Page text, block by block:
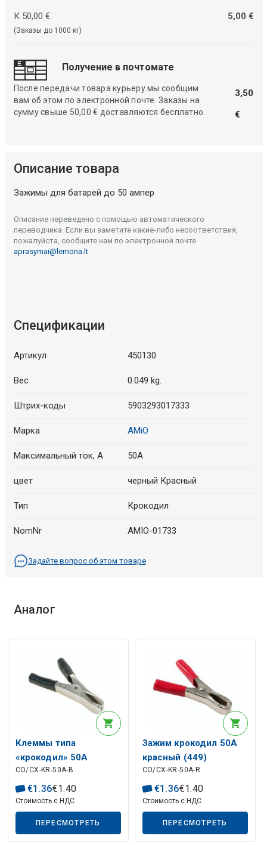
К 50,00 €
(Заказы до 1000 кг)
5,00 €
Получение в почтомате
После передачи товара курьеру мы сообщим
вам об этом по электронной почте. Заказы на
сумму свыше 50,00 € доставляются бесплатно.
3,50
€
Описание товара
Зажимы для батарей до 50 ампер
Описание переведено с помощью автоматического
переводчика. Если вы заметите какие-либо несоответствия,
пожалуйста, сообщите нам по электронной почте
aprasymai@lemona.lt.
Спецификации
Артикул 450130
Вес 0.049 kg.
Штрих-коды 5903293017333
Марка AMiO
Максимальный ток, A 50A
цвет черный Красный
Тип Крокодил
NomNr AMIO-01733
Задайте вопрос об этом товаре
Аналог
Клеммы типа
«крокодил» 50А
черные (449)
CO/CX-KR-50A-B
€1 .36€1.40
Стоимость с НДС
ПЕРЕСМОТРЕТЬ
Зажим крокодил 50А
красный (449)
CO/CX-KR-50A-R
€1 .36€1.40
Стоимость с НДС
ПЕРЕСМОТРЕТЬ